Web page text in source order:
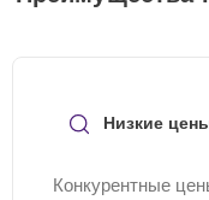
Низкие
Конкурентные